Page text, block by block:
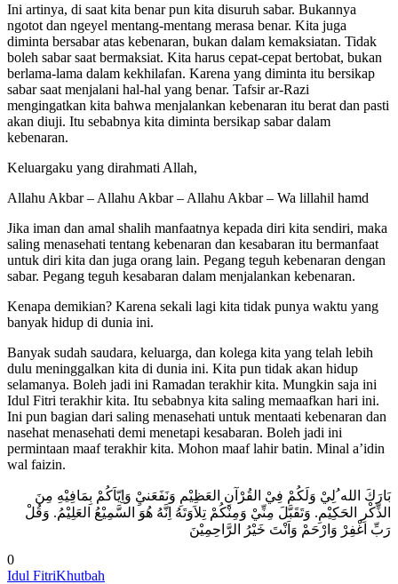
Ini artinya, di saat kita benar pun kita disuruh sabar. Bukannya
ngotot dan ngeyel mentang-mentang merasa benar. Kita juga
diminta bersabar atas kebenaran, bukan dalam kemaksiatan. Tidak
boleh sabar saat bermaksiat. Kita harus cepat-cepat bertobat, bukan
berlama-lama dalam kekhilafan. Karena yang diminta itu bersikap
sabar saat menjalani hal-hal yang benar. Tafsir ar-Razi
mengingatkan kita bahwa menjalankan kebenaran itu berat dan pasti
akan diuji. Itu sebabnya kita diminta bersikap sabar dalam
kebenaran.
Keluargaku yang dirahmati Allah,
Allahu Akbar – Allahu Akbar – Allahu Akbar – Wa lillahil hamd
Jika iman dan amal shalih manfaatnya kepada diri kita sendiri, maka
saling menasehati tentang kebenaran dan kesabaran itu bermanfaat
untuk diri kita dan juga orang lain. Pegang teguh kebenaran dengan
sabar. Pegang teguh kesabaran dalam menjalankan kebenaran.
Kenapa demikian? Karena sekali lagi kita tidak punya waktu yang
banyak hidup di dunia ini.
Banyak sudah saudara, keluarga, dan kolega kita yang telah lebih
dulu meninggalkan kita di dunia ini. Kita pun tidak akan hidup
selamanya. Boleh jadi ini Ramadan terakhir kita. Mungkin saja ini
Idul Fitri terakhir kita. Itu sebabnya kita saling memaafkan hari ini.
Ini pun bagian dari saling menasehati untuk mentaati kebenaran dan
nasehat menasehati demi menetapi kesabaran. Boleh jadi ini
permintaan maaf terakhir kita. Mohon maaf lahir batin. Minal a’idin
wal faizin.
الذِّكْرِ الحَكِيْمِ. وَتَقَبَّلَ مِنِّيْ وَمِنْكُمْ تِلاَوَتَهُ اِنَّهُ هُوَ السَّمِيْعُ العَلِيْمُ. وَقُلْ
رَبِّ اغْفِرْ وَارْحَمْ وَاَنْتَ خَيْرُ الرَّاحِمِيْنَ
0
Idul FitriKhutbah